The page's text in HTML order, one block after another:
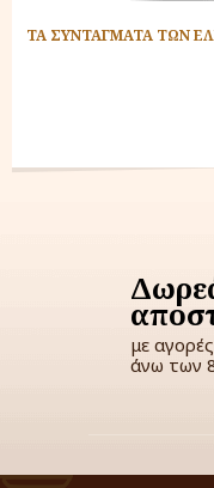
ΤΑ ΣΥΝΤΑΓΜΑΤΑ ΤΩΝ
με αγορές
άνω των